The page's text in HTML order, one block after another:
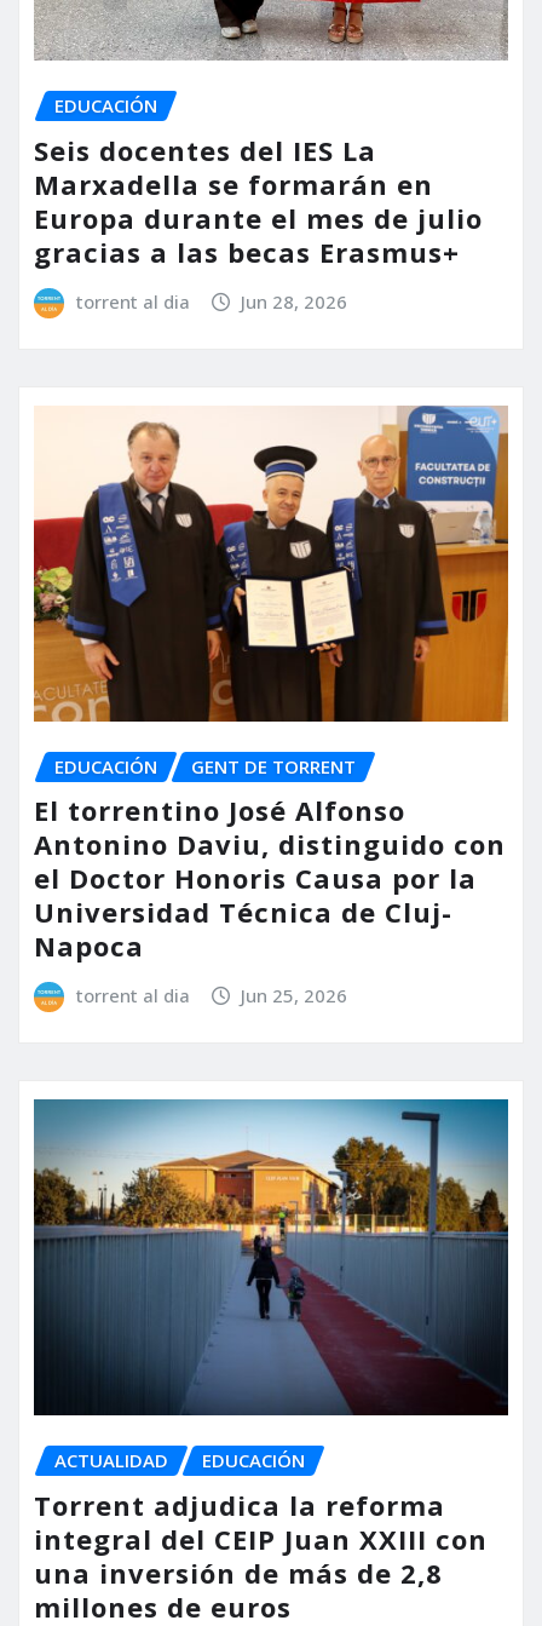
EDUCACIÓN
Seis docentes del IES La
Marxadella se formarán en
Europa durante el mes de julio
gracias a las becas Erasmus+
torrent al dia Jun 28, 2026
EDUCACIÓN GENT DE TORRENT
El torrentino José Alfonso
Antonino Daviu, distinguido con
el Doctor Honoris Causa por la
Universidad Técnica de Cluj-
Napoca
torrent al dia Jun 25, 2026
ACTUALIDAD EDUCACIÓN
Torrent adjudica la reforma
integral del CEIP Juan XXIII con
una inversión de más de 2,8
millones de euros